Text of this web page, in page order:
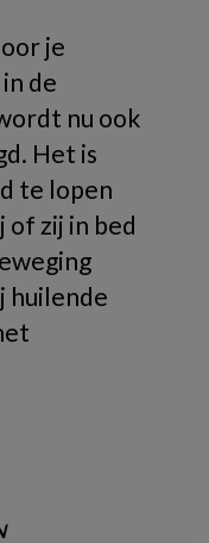
je
de
nu ook
Het is
te lopen
of zij in bed
huilende